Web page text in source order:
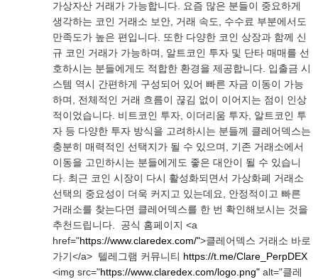
가상자산 거래가 가능합니다. 요즘 많은 분들이 중요하게
생각하는 코인 거래소 보안, 거래 속도, 수수료 부분에서도
만족도가 높은 편입니다. 또한 다양한 코인 상장과 함께 신
규 코인 거래가 가능하며, 알트코인 투자 및 단타 매매를 선
호하시는 분들에게도 적합한 환경을 제공합니다. 입출금 시
스템 역시 간편하게 구성되어 있어 빠른 자금 이동이 가능
하며, 전체적인 거래 흐름이 끊김 없이 이어지는 점이 인상
적이었습니다. 비트코인 투자, 이더리움 투자, 알트코인 투
자 등 다양한 투자 방식을 고려하시는 분들께 클레어덱스는
충분히 매력적인 선택지가 될 수 있으며, 기존 거래소에서
이동을 고민하시는 분들에게도 좋은 대안이 될 수 있습니
다. 최근 코인 시장이 다시 활성화되면서 가상화폐 거래소
선택의 중요성이 더욱 커지고 있는데요, 안정적이고 빠른
거래소를 찾는다면 클레어덱스를 한 번 확인해보시는 것을
추천드립니다. 공식 홈페이지 <a
href="https://www.claredex.com/">클레어덱스 거래소 바로
가기</a> 텔레그램 커뮤니티 https://t.me/Clare_PerpDEX
<img src="https://www.claredex.com/logo.png" alt="클레